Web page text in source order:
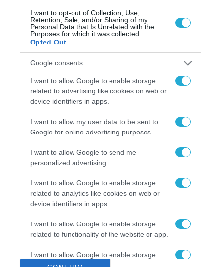
I want to opt-out of Collection, Use,
Retention, Sale, and/or Sharing of my
Personal Data that Is Unrelated with the
Purposes for which it was collected.
Opted Out
Google consents
I want to allow Google to enable storage
related to advertising like cookies on web or
device identifiers in apps.
I want to allow my user data to be sent to
Google for online advertising purposes.
I want to allow Google to send me
personalized advertising.
I want to allow Google to enable storage
related to analytics like cookies on web or
device identifiers in apps.
I want to allow Google to enable storage
related to functionality of the website or app.
I want to allow Google to enable storage
related to personalization.
ΡΟΗ ΕΙΔΗΣΕΩΝ
Το χρηματοδοτούμενο
από την ΕΕ έργο “The
Gaming Police”
ενισχύει την ασφάλεια
των παιδιών στο
διαδίκτυο
31.07.2026
ΑΑΔΕ: Διευκρινίσεις
για τα πρόστιμα σε
αφορούν τους ΦΗΜ
Σ. Καλαφάτης: «Η
Τεχνητή Νοημοσύνη
δεν είναι απλώς μια
μια νέα βιομηχανική
επανάσταση»
Νέος οδηγός του ΕΚΤ
των ελληνικών